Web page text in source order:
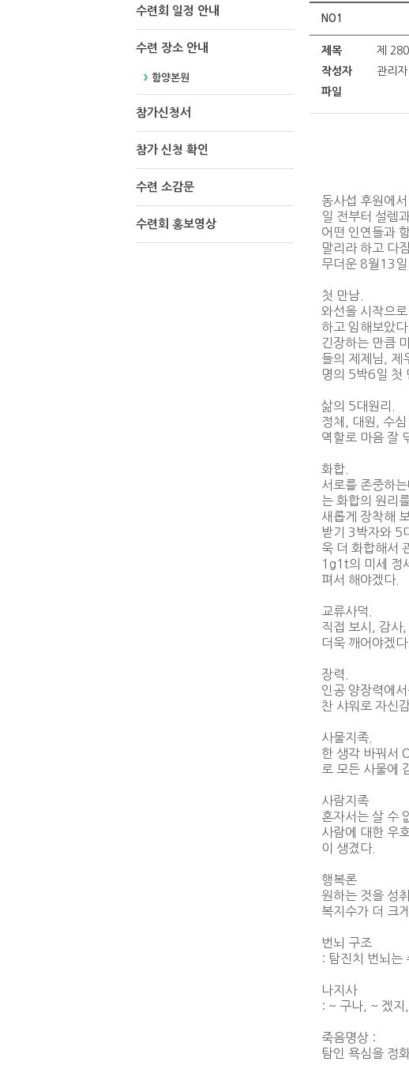
수련회 일정 안내
수련 장소 안내
함양본원
참가신청서
참가 신청 확인
수련 소감문
수련회 홍보영상
NO1
제목
제
작성자
관리자
파일
동사섭 후원에
일 전부터 설렘
어떤 인연들과
말리라 하고 다
무더운 8월13일
첫 만남.
와선을 시작으
하고 임해보았
긴장하는 만큼
들의 제제님, 제
명의 5박6일 첫
삶의 5대원리.
정체, 대원, 수
역할로 마음 잘
화합.
서로를 존중하
는 화합의 원리
새롭게 장착해
받기 3박자와 5
욱 더 화합해서
1g1t의 미세 정
펴서 해야겠다.
교류사덕.
직접 보시, 감사
더욱 깨어야겠다.
장력.
인공 양장력에
찬 샤워로 자신
사물지족.
한 생각 바꿔서
로 모든 사물에
사람지족
혼자서는 살 수
사람에 대한 우
이 생겼다.
행복론
원하는 것을 성
복지수가 더 크
번뇌 구조
: 탐진치 번뇌는
나지사
: ~ 구나, ~ 겠지
죽음명상 :
탐인 욕심을 정